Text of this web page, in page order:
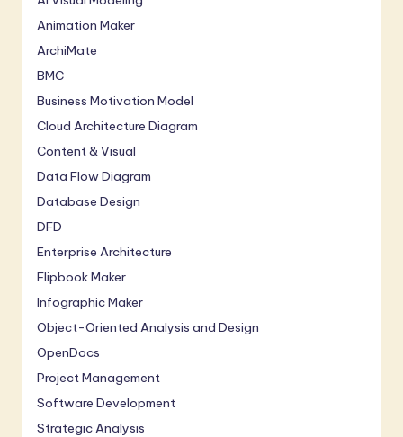
Animation Maker
ArchiMate
BMC
Business Motivation Model
Cloud Architecture Diagram
Content & Visual
Data Flow Diagram
Database Design
DFD
Enterprise Architecture
Flipbook Maker
Infographic Maker
Object-Oriented Analysis and Design
OpenDocs
Project Management
Software Development
Strategic Analysis